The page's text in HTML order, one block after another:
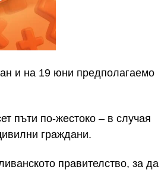
и на 19 юни предполагаемо
пъти по-жестоко – в случая
граждани.
правителство, за да